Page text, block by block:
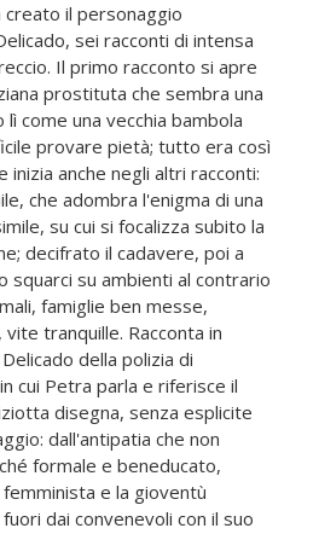
creato il personaggio
sei racconti di intensa
Il primo racconto si apre
prostituta che sembra una
come una vecchia bambola
provare pietà; tutto era così
inizia anche negli altri racconti:
che adombra l'enigma di una
su cui si focalizza subito la
decifrato il cadavere, poi a
squarci su ambienti al contrario
famiglie ben messe,
tranquille. Racconta in
della polizia di
cui Petra parla e riferisce il
disegna, senza esplicite
dall'antipatia che non
formale e beneducato,
e la gioventù
dai convenevoli con il suo